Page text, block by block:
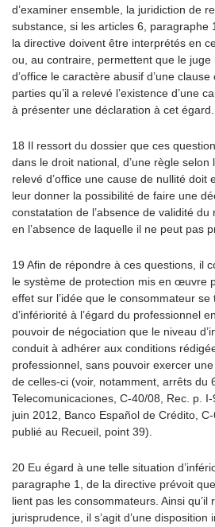
d’examiner ensemble, la juridiction de
substance, si les articles 6, paragraphe
la directive doivent être interprétés en
ou, au contraire, permettent que le
d’office le caractère abusif d’une
parties qu’il a relevé l’existence d’une
à présenter une déclaration à cet égard.
18 Il ressort du dossier que ces
dans le droit national, d’une règle selon
relevé d’office une cause de nullité doit
leur donner la possibilité de faire une
constatation de l’absence de validité du
en l’absence de laquelle il ne peut pas
19 Afin de répondre à ces questions, il
le système de protection mis en œuvre
effet sur l’idée que le consommateur
d’infériorité à l’égard du professionnel
pouvoir de négociation que le niveau
conduit à adhérer aux conditions
professionnel, sans pouvoir exercer
de celles-ci (voir, notamment, arrêts du
Telecomunicaciones, C-40/08, Rec. p.
juin 2012, Banco Español de Crédito,
publié au Recueil, point 39).
20 Eu égard à une telle situation
paragraphe 1, de la directive prévoit
lient pas les consommateurs. Ainsi qu’il
jurisprudence, il s’agit d’une